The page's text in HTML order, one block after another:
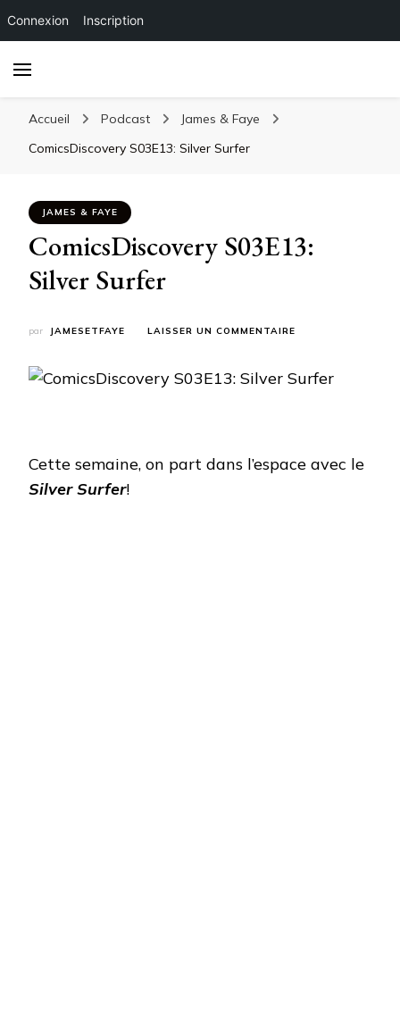
Connexion Inscription
Accueil Podcast
James & Faye
ComicsDiscovery S03E13: Silver Surfer
JAMES & FAYE
ComicsDiscovery S03E13:
Silver Surfer
par JAMESETFAYE LAISSER UN COMMENTAIRE
SILVER
Cette semaine, on part dans l’espace avec le
Silver Surfer!